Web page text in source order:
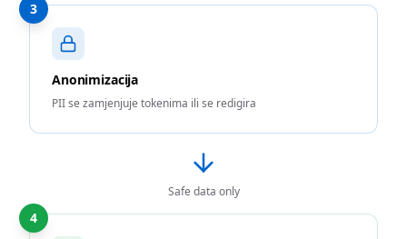
3
Anonimizacija
PII se zamjenjuje tokenima ili se redigira
Safe data only
4